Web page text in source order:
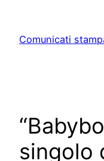
content
Comunicati
singolo